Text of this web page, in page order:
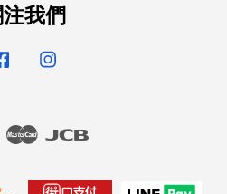
注我們
Facebook
Visa Master